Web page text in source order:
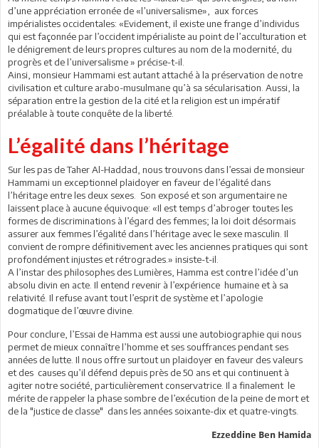
d’une appréciation erronée de «l’universalisme», aux forces
impérialistes occidentales: «Evidement, il existe une frange d’individus
qui est façonnée par l’occident impérialiste au point de l’acculturation et
le dénigrement de leurs propres cultures au nom de la modernité, du
progrès et de l’universalisme » précise-t-il.
Ainsi, monsieur Hammami est autant attaché à la préservation de notre
civilisation et culture arabo-musulmane qu’à sa sécularisation. Aussi, la
séparation entre la gestion de la cité et la religion est un impératif
préalable à toute conquête de la liberté.
L’égalité dans l’héritage
Sur les pas de Taher Al-Haddad, nous trouvons dans l’essai de monsieur
Hammami un exceptionnel plaidoyer en faveur de l’égalité dans
l’héritage entre les deux sexes. Son exposé et son argumentaire ne
laissent place à aucune équivoque: «Il est temps d’abroger toutes les
formes de discriminations à l’égard des femmes; la loi doit désormais
assurer aux femmes l’égalité dans l’héritage avec le sexe masculin. Il
convient de rompre définitivement avec les anciennes pratiques qui sont
profondément injustes et rétrogrades.» insiste-t-il.
A l’instar des philosophes des Lumières, Hamma est contre l’idée d’un
absolu divin en acte. Il entend revenir à l’expérience humaine et à sa
relativité. Il refuse avant tout l’esprit de système et l’apologie
dogmatique de l’œuvre divine.
Pour conclure, l’Essai de Hamma est aussi une autobiographie qui nous
permet de mieux connaître l’homme et ses souffrances pendant ses
années de lutte. Il nous offre surtout un plaidoyer en faveur des valeurs
et des causes qu’il défend depuis près de 50 ans et qui continuent à
agiter notre société, particulièrement conservatrice. Il a finalement le
mérite de rappeler la phase sombre de l’exécution de la peine de mort et
de la "justice de classe" dans les années soixante-dix et quatre-vingts.
Ezzeddine Ben Hamida